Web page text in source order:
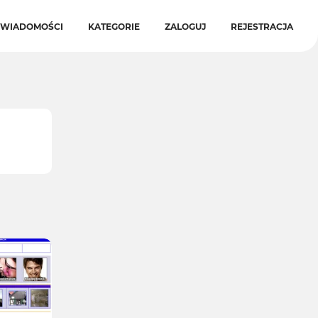
WIADOMOŚCI KATEGORIE ZALOGUJ REJESTRACJA